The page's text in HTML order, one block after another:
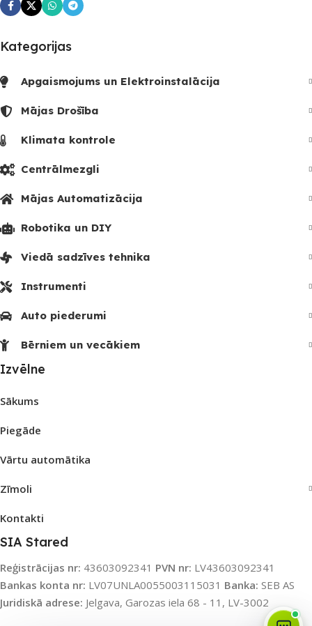
Kategorijas
Apgaismojums un Elektroinstalācija
Mājas Drošība
Klimata kontrole
Centrālmezgli
Mājas Automatizācija
Robotika un DIY
Viedā sadzīves tehnika
Instrumenti
Auto piederumi
Bērniem un vecākiem
Izvēlne
Sākums
Piegāde
Vārtu automātika
Zīmoli
Kontakti
SIA Stared
Reģistrācijas nr: 43603092341 PVN nr: LV43603092341
Bankas konta nr: LV07UNLA0055003115031 Banka: SEB AS
Juridiskā adrese: Jelgava, Garozas iela 68 - 11, LV-3002